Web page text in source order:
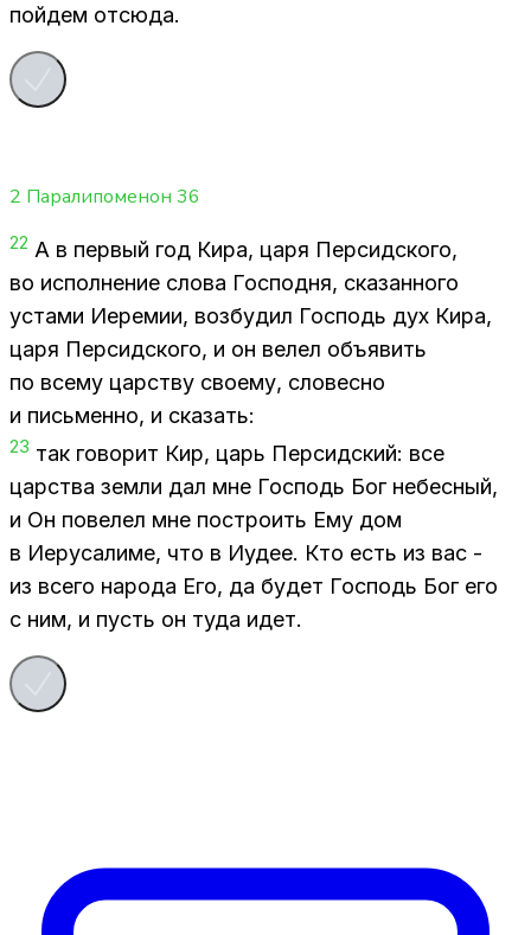
пой­дем от­сю­да.
2 Паралипоменон 36
22 А в пер­вый год Кира, царя Пер­сид­ско­го,
во ис­пол­не­ние сло­ва Гос­под­ня, ска­зан­но­го
уста­ми Иере­мии, воз­бу­дил Гос­подь дух Кира,
царя Пер­сид­ско­го, и он ве­лел объ­явить
по все­му цар­ству сво­е­му, сло­вес­но
и пись­мен­но, и ска­зать:
23 так го­во­рит Кир, царь Пер­сид­ский: все
цар­ства зем­ли дал мне Гос­подь Бог небес­ный,
и Он по­ве­лел мне по­стро­ить Ему дом
в Иеру­са­ли­ме, что в Иудее. Кто есть из вас -
из все­го на­ро­да Его, да бу­дет Гос­подь Бог его
с ним, и пусть он туда идет.